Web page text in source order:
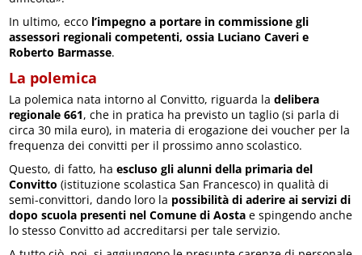
In ultimo, ecco l’impegno a portare in commissione gli
assessori regionali competenti, ossia Luciano Caveri e
Roberto Barmasse.
La polemica
La polemica nata intorno al Convitto, riguarda ladelibera
regionale 661, che in pratica ha previsto un taglio (si parla di
circa 30 mila euro), in materia di erogazione dei voucher per la
frequenza dei convitti per il prossimo anno scolastico.
Questo, di fatto, haescluso gli alunni della primaria del
Convitto (istituzione scolastica San Francesco) in qualità di
semi-convittori, dando loro la possibilità di aderire ai servizi di
dopo scuola presenti nel Comune di Aosta e spingendo anche
lo stesso Convitto ad accreditarsi per tale servizio.